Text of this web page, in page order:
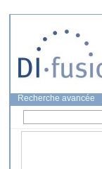
Recherche avancée